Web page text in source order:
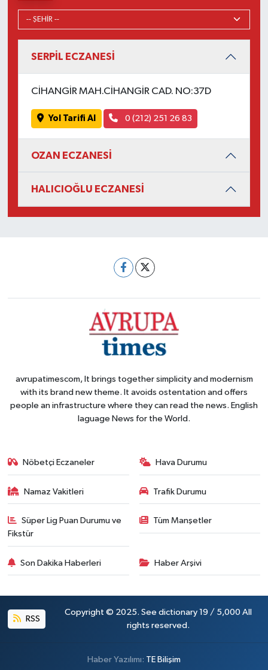
SERPİL ECZANESİ
CİHANGİR MAH.CİHANGİR CAD. NO:37D
Yol Tarifi Al 0 (212) 251 26 83
OZAN ECZANESİ
HALICIOĞLU ECZANESİ
avrupatimescom, It brings together simplicity and modernism
with its brand new theme. It avoids ostentation and offers
people an infrastructure where they can read the news. English
laguage News for the World.
Nöbetçi Eczaneler Hava Durumu
Namaz Vakitleri Trafik Durumu
Süper Lig Puan Durumu ve
Fikstür
Tüm Manşetler
Son Dakika Haberleri Haber Arşivi
RSS
Copyright © 2025. See dictionary 19 / 5,000 All
rights reserved.
Haber Yazılımı: TE Bilişim